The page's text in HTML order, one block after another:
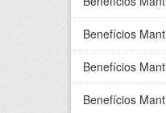
Benefícios
Benefícios
Benefícios